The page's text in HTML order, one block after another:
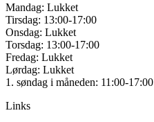
Mandag: Lukket
Tirsdag: 13:00-17:00
Onsdag: Lukket
Torsdag: 13:00-17:00
Fredag: Lukket
Lørdag: Lukket
1. søndag i måneden: 11:00-17:00
Links